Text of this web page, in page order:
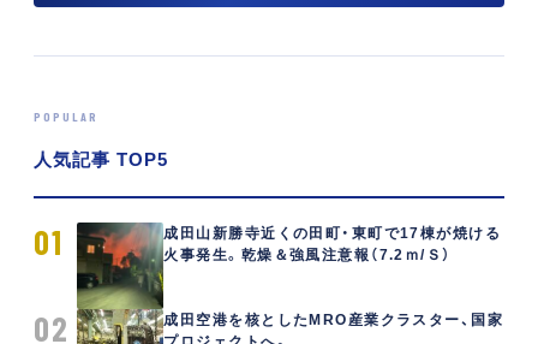
POPULAR
人気記事 TOP5
01
成田山新勝寺近くの田町・東町で17棟が焼ける
火事発生。乾燥＆強風注意報（7.2ｍ/Ｓ）
02
成田空港を核としたMRO産業クラスター、国家